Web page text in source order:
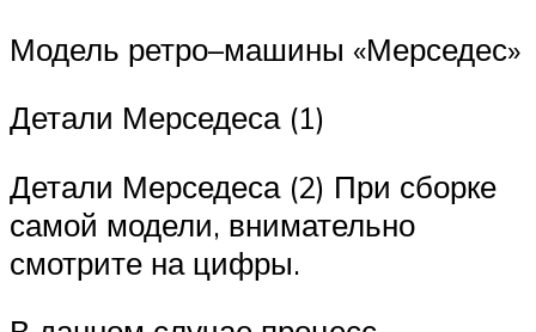
Модель ретро–машины «Мерседес»
Детали Мерседеса (1)
Детали Мерседеса (2) При сборке
самой модели, внимательно
смотрите на цифры.